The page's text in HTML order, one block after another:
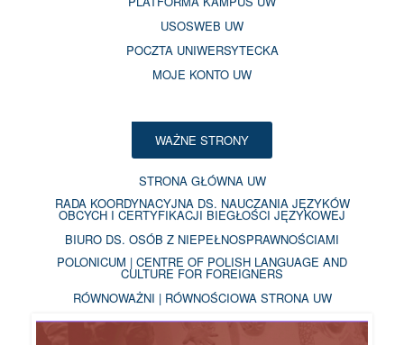
USOSWEB UW
POCZTA UNIWERSYTECKA
MOJE KONTO UW
WAŻNE STRONY
STRONA GŁÓWNA UW
RADA KOORDYNACYJNA DS. NAUCZANIA JĘZYKÓW
OBCYCH I CERTYFIKACJI BIEGŁOŚCI JĘZYKOWEJ
BIURO DS. OSÓB Z NIEPEŁNOSPRAWNOŚCIAMI
POLONICUM | CENTRE OF POLISH LANGUAGE AND
CULTURE FOR FOREIGNERS
RÓWNOWAŻNI | RÓWNOŚCIOWA STRONA UW